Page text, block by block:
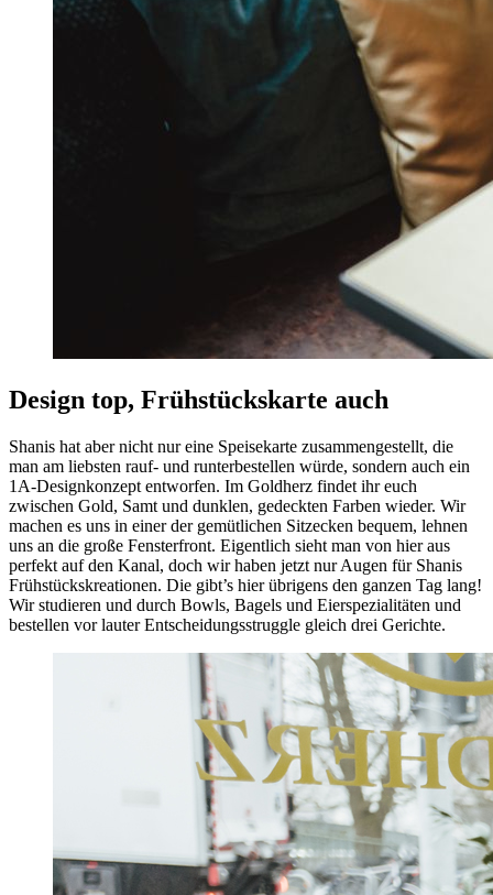
Design top, Frühstückskarte auch
Shanis hat aber nicht nur eine Speisekarte zusammengestellt, die
man am liebsten rauf- und runterbestellen würde, sondern auch ein
1A-Designkonzept entworfen. Im Goldherz findet ihr euch
zwischen Gold, Samt und dunklen, gedeckten Farben wieder. Wir
machen es uns in einer der gemütlichen Sitzecken bequem, lehnen
uns an die große Fensterfront. Eigentlich sieht man von hier aus
perfekt auf den Kanal, doch wir haben jetzt nur Augen für Shanis
Frühstückskreationen. Die gibt’s hier übrigens den ganzen Tag lang!
Wir studieren und durch Bowls, Bagels und Eierspezialitäten und
bestellen vor lauter Entscheidungsstruggle gleich drei Gerichte.